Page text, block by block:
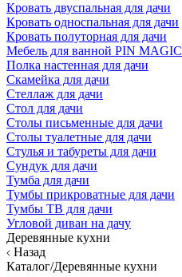
Кровать двуспальная для дачи
Кровать односпальная для дачи
Кровать полуторная для дачи
Мебель для ванной PIN MAGIC
Полка настенная для дачи
Скамейка для дачи
Стеллаж для дачи
Стол для дачи
Столы письменные для дачи
Столы туалетные для дачи
Стулья и табуреты для дачи
Сундук для дачи
Тумба для дачи
Тумбы прикроватные для дачи
Тумбы ТВ для дачи
Угловой диван на дачу
Деревянные кухни
Назад
Каталог/Деревянные кухни